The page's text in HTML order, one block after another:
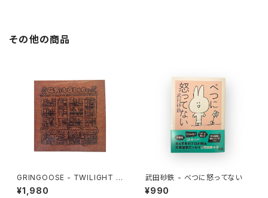
その他の商品
GRINGOOSE - TWILIGHT W
ANDER
¥1,980
武田砂鉄 - べつに怒ってない
¥990